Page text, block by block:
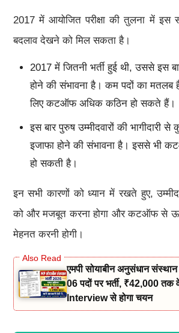
2017 में आयोजित परीक्षा की तुलना में
बदलाव देखने को मिल सकता है।
2017 में जितनी भर्ती हुई थी, उससे इस
होने की संभावना है। कम पदों का मतलब
लिए कटऑफ अधिक कठिन हो सकते हैं।
इस बार पुरुष उम्मीदवारों की भागीदारी से
इजाफा होने की संभावना है। इससे भी
हो सकती है।
इन सभी कारणों को ध्यान में रखते हुए,
को और मजबूत करना होगा और कटऑफ से
मेहनत करनी होगी।
एमपी सोयाबीन अनुसंधान
06 पदों पर भर्ती, ₹42,000
Interview से होगा चयन